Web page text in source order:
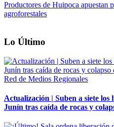
Productores de Huipoca apuestan
agroforestales
Lo Último
Red de Medios Regionales
Actualización | Suben a siete los
Junín tras caída de rocas y